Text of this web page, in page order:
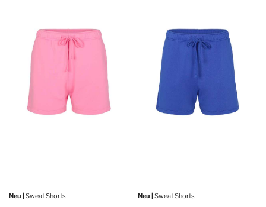
Neu | Sweat Shorts Neu | Sweat Shorts